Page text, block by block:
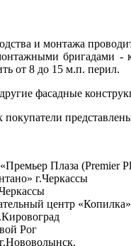
и монтажа
бригадами -
от 8 до 15 м.п. перил.
фасадные
покупатели
Плаза (Premier
г.Черкассы
центр
Рог
г.Нововолынск.